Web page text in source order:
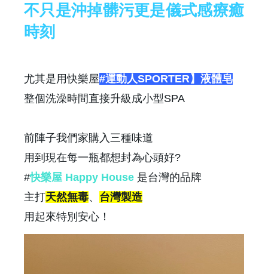
不只是沖掉髒污更是儀式感療癒
時刻
尤其是用快樂屋#運動人SPORTER】液體皂
整個洗澡時間直接升級成小型SPA
前陣子我們家購入三種味道
用到現在每一瓶都想封為心頭好?
#快樂屋 Happy House 是台灣的品牌
主打天然無毒、 台灣製造
用起來特別安心！